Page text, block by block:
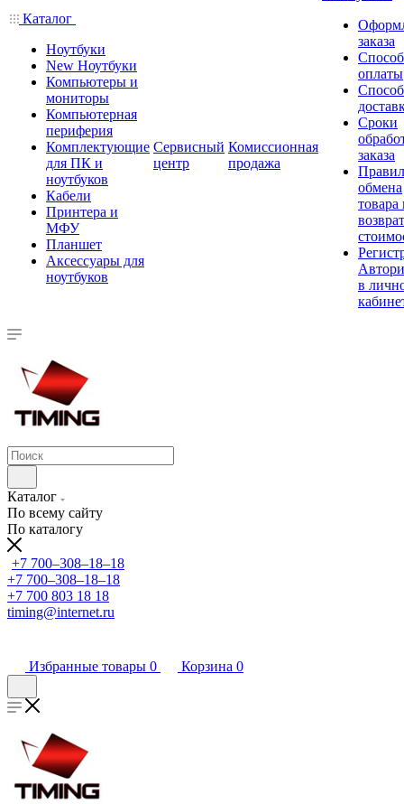
Каталог
Ноутбуки
New Ноутбуки
Компьютеры и
мониторы
Компьютерная
периферия
Комплектующие
для ПК и
ноутбуков
Кабели
Принтера и
МФУ
Планшет
Аксессуары для
ноутбуков
Сервисный
центр
Комиссионная
продажа
заказа
оплаты
Сроки
заказа
обмена
товара
в
Каталог
По всему сайту
По каталогу
+7 700‒308‒18‒18
+7 700‒308‒18‒18
+7 700 803 18 18
timing@internet.ru
Избранные товары 0 Корзина 0